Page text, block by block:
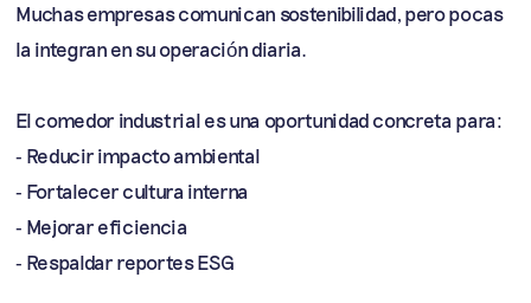
Muchas empresas comunican sostenibilidad, pero pocas
la integran en su operación diaria.
El comedor industrial es una oportunidad concreta para:
- Reducir impacto ambiental
- Fortalecer cultura interna
- Mejorar eficiencia
- Respaldar reportes ESG